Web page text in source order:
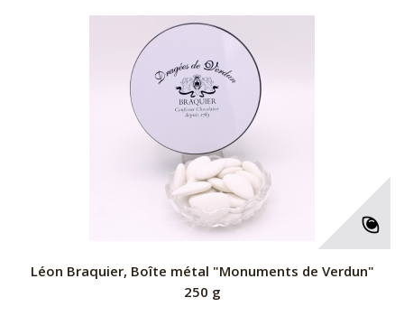
Léon Braquier, Boîte métal "Monuments de Verdun"
250 g